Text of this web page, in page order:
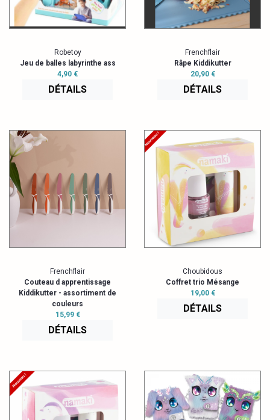
Robetoy
Jeu de balles labyrinthe ass
4,90 €
DÉTAILS
Frenchflair
Râpe Kiddikutter
20,90 €
DÉTAILS
Frenchflair
Couteau d apprentissage
Kiddikutter - assortiment de
couleurs
15,99 €
DÉTAILS
Choubidous
Coffret trio Mésange
19,00 €
DÉTAILS